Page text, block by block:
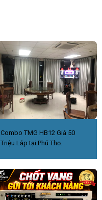
Combo TMG HB12 Giá 50
Triệu Lắp tại Phú Thọ.